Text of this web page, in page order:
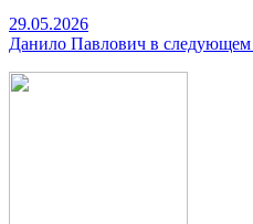
29.05.2026
Данило Павлович в следующем